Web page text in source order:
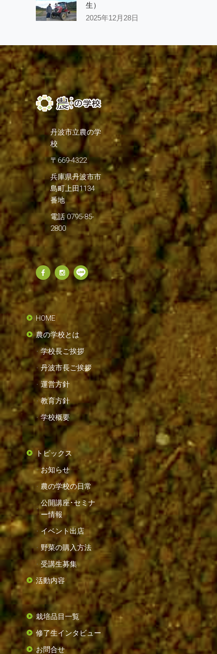
生）
2025年12月28日
丹波市立農の学
校
〒669-4322
兵庫県丹波市市
島町上田1134
番地
電話 0795-85-
2800
HOME
農の学校とは
学校長ご挨拶
丹波市長ご挨拶
運営方針
教育方針
学校概要
トピックス
お知らせ
農の学校の日常
公開講座･セミナ
ー情報
イベント出店
野菜の購入方法
受講生募集
活動内容
栽培品目一覧
修了生インタビュー
お問合せ